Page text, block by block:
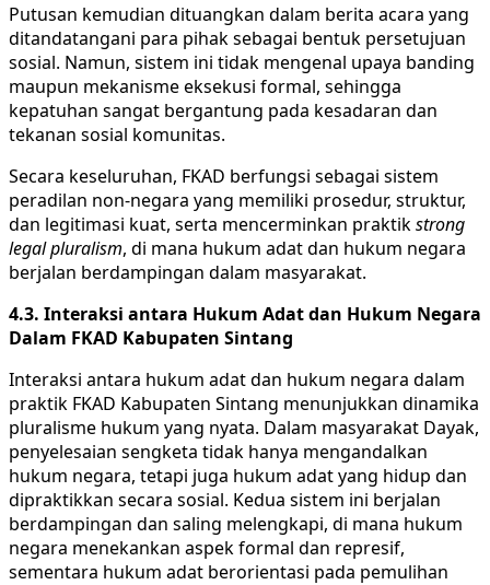
Putusan kemudian dituangkan dalam berita acara yang
ditandatangani para pihak sebagai bentuk persetujuan
sosial. Namun, sistem ini tidak mengenal upaya banding
maupun mekanisme eksekusi formal, sehingga
kepatuhan sangat bergantung pada kesadaran dan
tekanan sosial komunitas.
Secara keseluruhan, FKAD berfungsi sebagai sistem
peradilan non-negara yang memiliki prosedur, struktur,
dan legitimasi kuat, serta mencerminkan praktikstrong
legal pluralism, di mana hukum adat dan hukum negara
berjalan berdampingan dalam masyarakat.
4.3. Interaksi antara Hukum Adat dan Hukum Negara
Dalam FKAD Kabupaten Sintang
Interaksi antara hukum adat dan hukum negara dalam
praktik FKAD Kabupaten Sintang menunjukkan dinamika
pluralisme hukum yang nyata. Dalam masyarakat Dayak,
penyelesaian sengketa tidak hanya mengandalkan
hukum negara, tetapi juga hukum adat yang hidup dan
dipraktikkan secara sosial. Kedua sistem ini berjalan
berdampingan dan saling melengkapi, di mana hukum
negara menekankan aspek formal dan represif,
sementara hukum adat berorientasi pada pemulihan